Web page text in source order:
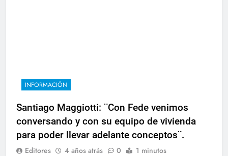
INFORMACIÓN
Santiago Maggiotti: ¨Con Fede venimos
conversando y con su equipo de vivienda
para poder llevar adelante conceptos¨.
Editores 4 años atrás 0 1 minutos